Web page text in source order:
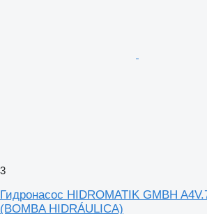
3
Гидронасос HIDROMATIK GMBH
(BOMBA HIDRÁULICA)